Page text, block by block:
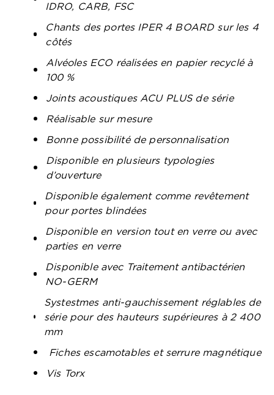
IDRO, CARB, FSC
Chants des portes IPER 4 BOARD sur les 4
côtés
Alvéoles ECO réalisées en papier recyclé à
100 %
Joints acoustiques ACU PLUS de série
Réalisable sur mesure
Bonne possibilité de personnalisation
Disponible en plusieurs typologies
d’ouverture
Disponible également comme revêtement
pour portes blindées
Disponible en version tout en verre ou avec
parties en verre
Disponible avec Traitement antibactérien
NO-GERM
Systestmes anti-gauchissement réglables de
série pour des hauteurs supérieures à 2 400
mm
Fiches escamotables et serrure magnétique
Vis Torx